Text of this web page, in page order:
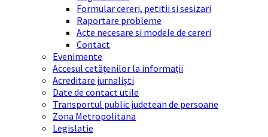
Formular cereri, petitii si sesizari
Raportare probleme
Acte necesare si modele de cereri
Contact
Evenimente
Accesul cetățenilor la informații
Acreditare jurnaliști
Date de contact utile
Transportul public judetean de persoane
Zona Metropolitana
Legislatie